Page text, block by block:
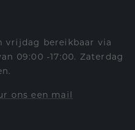
vrijdag bereikbaar via
09:00 -17:00. Zaterdag
ons een mail